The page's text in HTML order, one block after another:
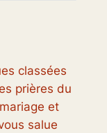
classées
prières du
et
salue